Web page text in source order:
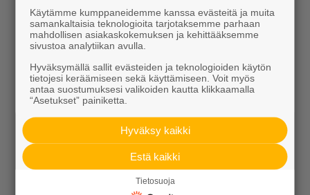
KEVEÄ tuotteet
Kiviainekset
Pihakivet ja maisematuotteet
Betoni
Kaivot ja putket
Infraelementit
Porraselementit
Käytämme kumppaneidemme kanssa evästeitä ja muita
samankaltaisia teknologioita tarjotaksemme parhaan
mahdollisen asiakaskokemuksen ja kehittääksemme
sivustoa analytiikan avulla.
Hyväksymällä sallit evästeiden ja teknologioiden käytön
tietojesi keräämiseen sekä käyttämiseen. Voit myös
antaa suostumuksesi valikoiden kautta klikkaamalla
“Asetukset” painiketta.
Hyväksy kaikki
Estä kaikki
Tietosuoja